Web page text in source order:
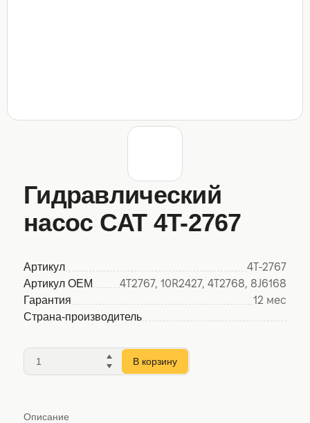
Гидравлический
насос CAT 4T-2767
Артикул
4T-2767
Артикул OEM
4T2767, 10R2427, 4T2768, 8J6168
Гарантия
12 мес
Страна-производитель
В корзину
Описание